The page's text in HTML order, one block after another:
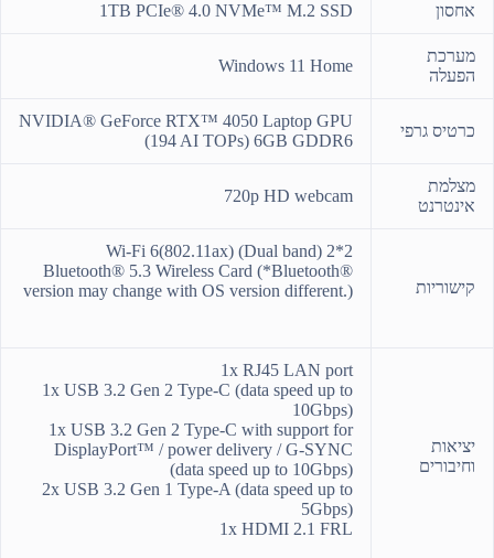
אחסון 1TB PCIe® 4.0 NVMe™ M.2 SSD
מערכת
הפעלה
Windows 11 Home
כרטיס גרפי
NVIDIA® GeForce RTX™ 4050 Laptop GPU
(194 AI TOPs) 6GB GDDR6
מצלמת
אינטרנט
720p HD webcam
קישוריות
Wi-Fi 6(802.11ax) (Dual band) 2*2
Bluetooth® 5.3 Wireless Card (*Bluetooth®
version may change with OS version different.)
יציאות
וחיבורים
1x RJ45 LAN port
1x USB 3.2 Gen 2 Type-C (data speed up to
10Gbps)
1x USB 3.2 Gen 2 Type-C with support for
DisplayPort™ / power delivery / G-SYNC
(data speed up to 10Gbps)
2x USB 3.2 Gen 1 Type-A (data speed up to
5Gbps)
1x HDMI 2.1 FRL